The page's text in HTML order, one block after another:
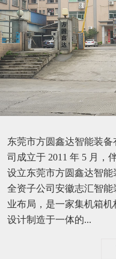
东莞市方圆鑫达智能装
司成立于 2011 年 5 月，
设立东莞市方圆鑫达智
全资子公司安徽志汇智
业布局，是一家集机箱
设计制造于一体的...